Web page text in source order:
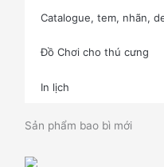
Catalogue, tem, nhãn,
Đồ Chơi cho thú cưng
In lịch
Sản phẩm bao bì mới